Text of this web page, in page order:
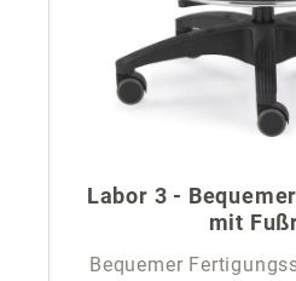
Labor 3 -
mit
Bequemer